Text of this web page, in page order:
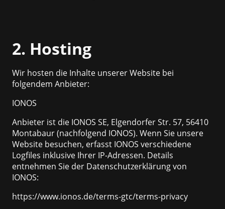
2. Hosting
Wir hosten die Inhalte unserer Website bei
folgendem Anbieter:
IONOS
Anbieter ist die IONOS SE, Elgendorfer Str. 57, 56410
Montabaur (nachfolgend IONOS). Wenn Sie unsere
Website besuchen, erfasst IONOS verschiedene
Logfiles inklusive Ihrer IP-Adressen. Details
entnehmen Sie der Datenschutzerklärung von
IONOS:
https://www.ionos.de/terms-gtc/terms-privacy